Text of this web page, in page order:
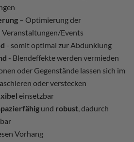
– Optimierung der
Events
- somit optimal zur Abdunklung
- Blendeffekte werden vermieden
oder Gegenstände lassen sich im
oder verstecken
einsetzbar
und robust, dadurch
Vorhang